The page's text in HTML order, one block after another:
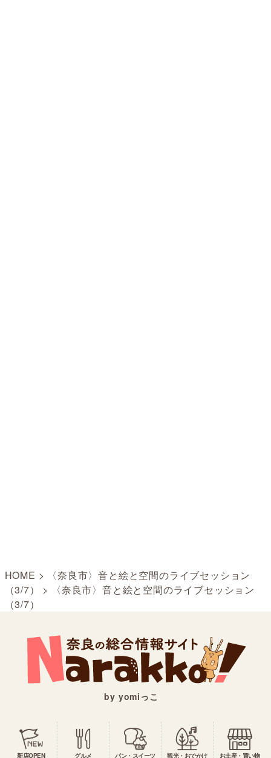
HOME >
〈奈良市〉音と絵と空間のライブセッション
（3/7）
>
〈奈良市〉音と絵と空間のライブセッション
（3/7）
by yomiっこ
新店OPEN グルメ パン・スイーツ 観光・おでかけ お土産・買い物